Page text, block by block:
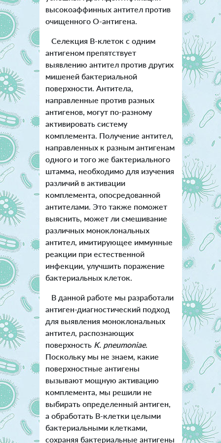
высокоаффинных антител против
очищенного O-антигена.
Селекция В-клеток с одним
антигеном препятствует
выявлению антител против других
мишеней бактериальной
поверхности. Антитела,
направленные против разных
антигенов, могут по-разному
активировать систему
комплемента. Получение антител,
направленных к разным антигенам
одного и того же бактериального
штамма, необходимо для изучения
различий в активации
комплемента, опосредованной
антителами. Это также поможет
выяснить, может ли смешивание
различных моноклональных
антител, имитирующее иммунные
реакции при естественной
инфекции, улучшить поражение
бактериальных клеток.
В данной работе мы разработали
антиген-диагностический подход
для выявления моноклональных
антител, распознающих
поверхность K. pneumoniae.
Поскольку мы не знаем, какие
поверхностные антигены
вызывают мощную активацию
комплемента, мы решили не
выбирать определенный антиген,
а обработать B-клетки целыми
бактериальными клетками,
сохраняя бактериальные антигены